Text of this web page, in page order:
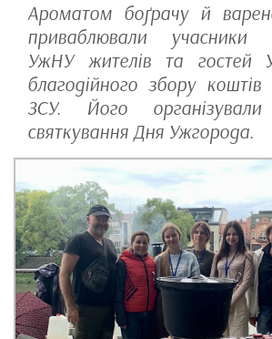
Ароматом боґрачу й
приваблювали учасники
УжНУ жителів та гостей
благодійного збору
ЗСУ. Його
святкування Дня Ужгорода.